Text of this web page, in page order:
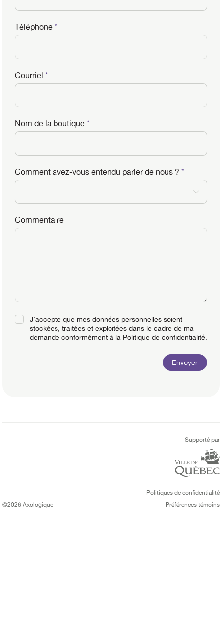
Téléphone *
Courriel *
Nom de la boutique *
Comment avez-vous entendu parler de nous ? *
Commentaire
J’accepte que mes données personnelles soient
stockées, traitées et exploitées dans le cadre de ma
demande conformément à la Politique de confidentialité.
Supporté par
©2026 Axologique
Politiques de confidentialité
Préférences témoins